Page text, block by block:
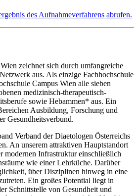
des Aufnahmeverfahrens abrufen.
zeichnet sich durch umfangreiche
aus. Als einzige Fachhochschule
Campus Wien alle sieben
medizinisch-therapeutisch-
sowie Hebammen* aus. Ein
Ausbildung, Forschung und
Gesundheitsverbund.
Verband der Diaetologen Österreichs
An unserem attraktiven Hauptstandort
modernen Infrastruktur einschließlich
wie einer Lehrküche. Darüber
über Disziplinen hinweg in eine
Ein großes Potential liegt in
Schnittstelle von Gesundheit und